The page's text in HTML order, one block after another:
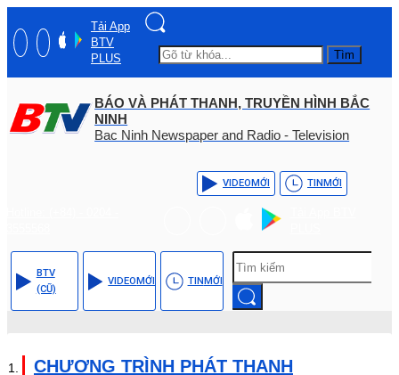
Tải App
BTV
PLUS
Tìm
BÁO VÀ PHÁT THANH, TRUYỀN HÌNH BẮC
NINH
Bac Ninh Newspaper and Radio - Television
VIDEOMỚI TINMỚI
BTV
(CŨ)
VIDEOMỚI TINMỚI
CHƯƠNG TRÌNH PHÁT THANH